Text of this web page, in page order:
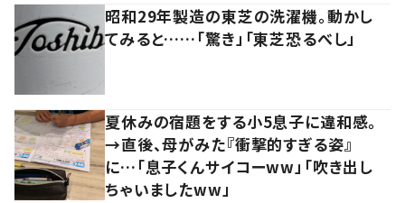
昭和29年製造の東芝の洗濯機。動かし
てみると……「驚き」「東芝恐るべし」
夏休みの宿題をする小5息子に違和感。
→直後、母がみた『衝撃的すぎる姿』
に…「息子くんサイコーww」「吹き出し
ちゃいましたww」